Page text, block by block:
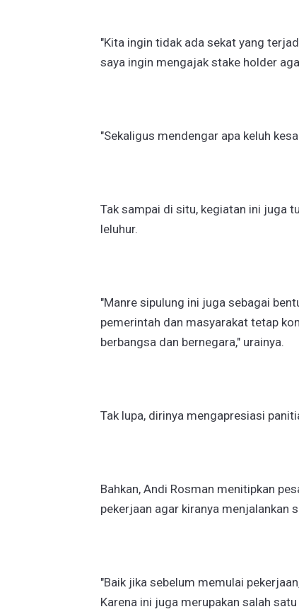
"Kita ingin tidak ada sekat yang
saya ingin mengajak stake holder
"Sekaligus mendengar apa keluh
Tak sampai di situ, kegiatan ini juga
leluhur.
"Manre sipulung ini juga sebagai
pemerintah dan masyarakat tetap
berbangsa dan bernegara," urainya.
Tak lupa, dirinya mengapresiasi
Bahkan, Andi Rosman menitipkan
pekerjaan agar kiranya menjalankan
"Baik jika sebelum memulai
Karena ini juga merupakan salah